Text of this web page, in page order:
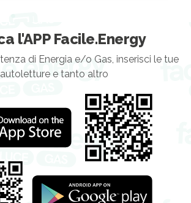
l'APP Facile.Energy
di Energia e/o Gas, inserisci le tue
autoletture e tanto altro